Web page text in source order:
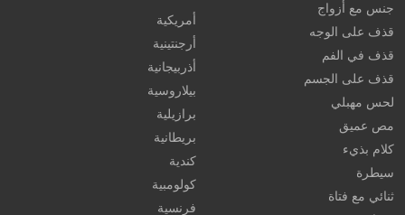
جنس مع أزواج
قذف على الوجه
قذف في الفم
قذف على الجسم
لحس مهبلي
مص عميق
كلام بذيء
سيطرة
ثنائي مع فتاة
أمريكية
أرجنتينية
أذربيجانية
بيلاروسية
برازيلية
بريطانية
كندية
كولومبية
فرنسية